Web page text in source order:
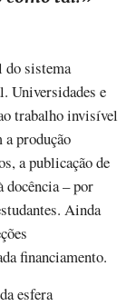
do sistema
Universidades e
trabalho invisível
a produção
a publicação de
docência – por
Ainda
financiamento.
esfera